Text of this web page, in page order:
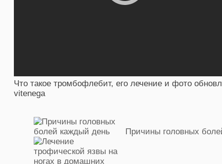
Что такое тромбофлебит, его лечение и фото
vitenega
Причины головных